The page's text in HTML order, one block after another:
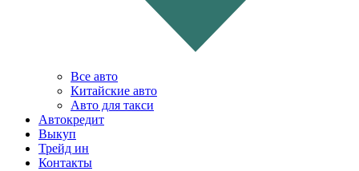
Все авто
Китайские авто
Авто для такси
Автокредит
Выкуп
Трейд ин
Контакты